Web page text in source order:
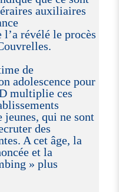
auxiliaires
révélé le procès
de
adolescence pour
multiplie ces
jeunes, qui ne sont
des
A cet âge, la
et la
» plus